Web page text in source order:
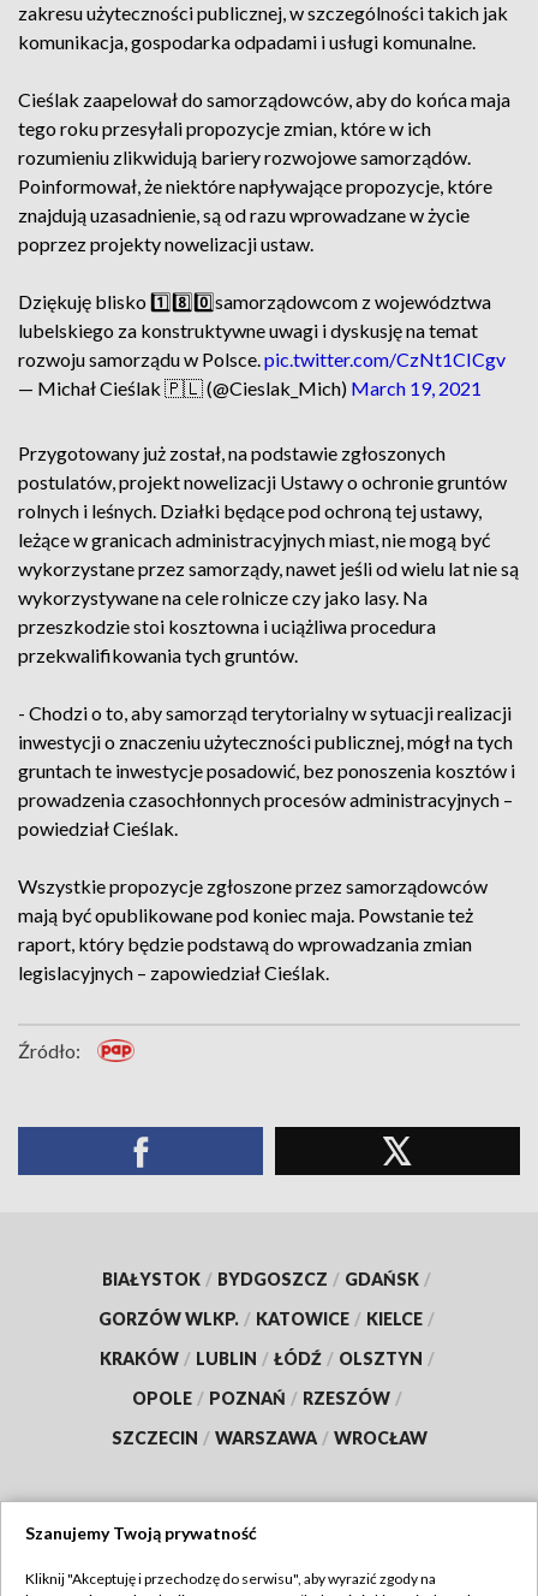
zakresu użyteczności publicznej, w szczególności takich jak
komunikacja, gospodarka odpadami i usługi komunalne.
Cieślak zaapelował do samorządowców, aby do końca maja
tego roku przesyłali propozycje zmian, które w ich
rozumieniu zlikwidują bariery rozwojowe samorządów.
Poinformował, że niektóre napływające propozycje, które
znajdują uzasadnienie, są od razu wprowadzane w życie
poprzez projekty nowelizacji ustaw.
Dziękuję blisko 1️⃣8️⃣0️⃣samorządowcom z województwa
lubelskiego za konstruktywne uwagi i dyskusję na temat
rozwoju samorządu w Polsce.pic.twitter.com/CzNt1CICgv
— Michał Cieślak 🇵🇱 (@Cieslak_Mich) March 19, 2021
Przygotowany już został, na podstawie zgłoszonych
postulatów, projekt nowelizacji Ustawy o ochronie gruntów
rolnych i leśnych. Działki będące pod ochroną tej ustawy,
leżące w granicach administracyjnych miast, nie mogą być
wykorzystane przez samorządy, nawet jeśli od wielu lat nie są
wykorzystywane na cele rolnicze czy jako lasy. Na
przeszkodzie stoi kosztowna i uciążliwa procedura
przekwalifikowania tych gruntów.
- Chodzi o to, aby samorząd terytorialny w sytuacji realizacji
inwestycji o znaczeniu użyteczności publicznej, mógł na tych
gruntach te inwestycje posadowić, bez ponoszenia kosztów i
prowadzenia czasochłonnych procesów administracyjnych –
powiedział Cieślak.
Wszystkie propozycje zgłoszone przez samorządowców
mają być opublikowane pod koniec maja. Powstanie też
raport, który będzie podstawą do wprowadzania zmian
legislacyjnych – zapowiedział Cieślak.
Źródło:
BIAŁYSTOK / BYDGOSZCZ / GDAŃSK /
GORZÓW WLKP. / KATOWICE / KIELCE /
KRAKÓW / LUBLIN / ŁÓDŹ / OLSZTYN /
OPOLE / POZNAŃ / RZESZÓW /
SZCZECIN / WARSZAWA / WROCŁAW
Szanujemy Twoją prywatność
Kliknij "Akceptuję i przechodzę do serwisu", aby wyrazić zgody na